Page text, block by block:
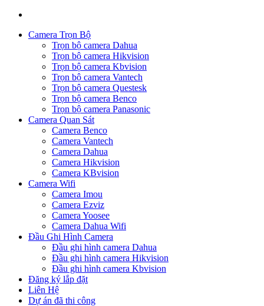
Camera Trọn Bộ
Trọn bộ camera Dahua
Trọn bộ camera Hikvision
Trọn bộ camera Kbvision
Trọn bộ camera Vantech
Trọn bộ camera Questesk
Trọn bộ camera Benco
Trọn bộ camera Panasonic
Camera Quan Sát
Camera Benco
Camera Vantech
Camera Dahua
Camera Hikvision
Camera KBvision
Camera Wifi
Camera Imou
Camera Ezviz
Camera Yoosee
Camera Dahua Wifi
Đầu Ghi Hình Camera
Đầu ghi hình camera Dahua
Đầu ghi hình camera Hikvision
Đầu ghi hình camera Kbvision
Đăng ký lắp đặt
Liên Hệ
Dự án đã thi công